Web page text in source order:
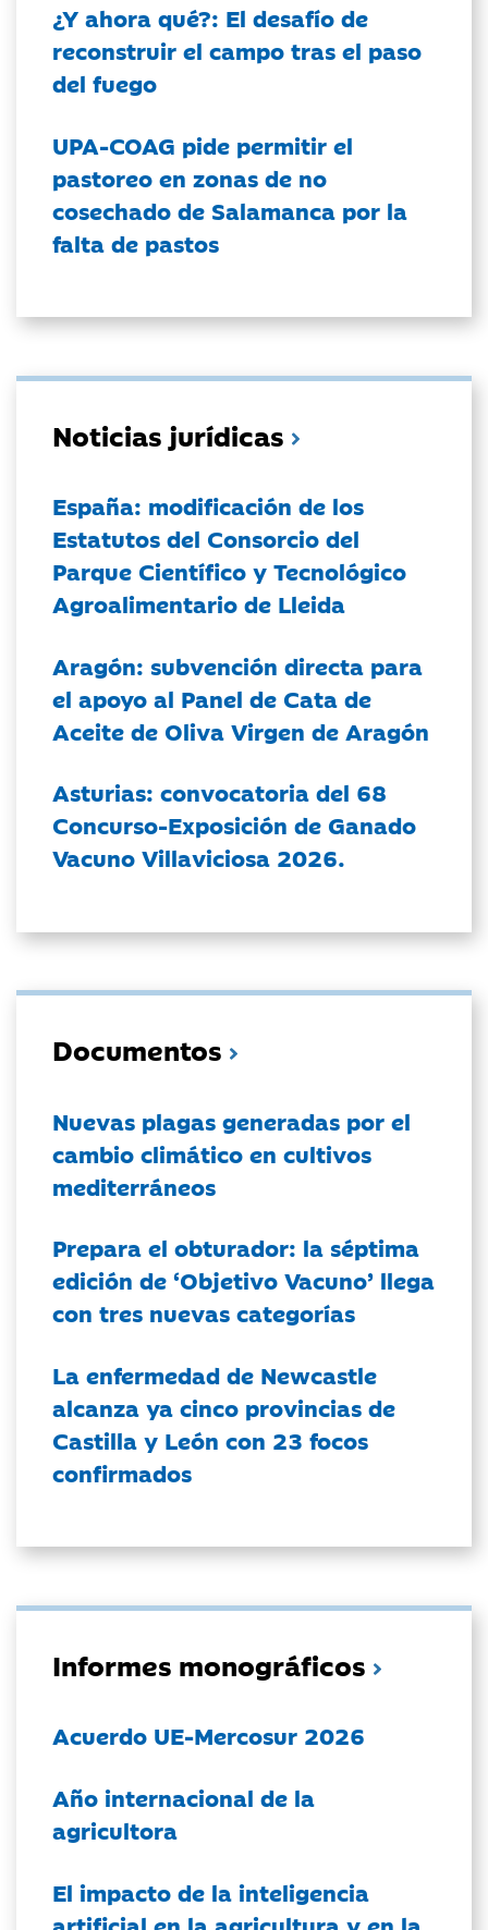
¿Y ahora qué?: El desafío de
reconstruir el campo tras el paso
del fuego
UPA-COAG pide permitir el
pastoreo en zonas de no
cosechado de Salamanca por la
falta de pastos
Noticias jurídicas
España: modificación de los
Estatutos del Consorcio del
Parque Científico y Tecnológico
Agroalimentario de Lleida
Aragón: subvención directa para
el apoyo al Panel de Cata de
Aceite de Oliva Virgen de Aragón
Asturias: convocatoria del 68
Concurso-Exposición de Ganado
Vacuno Villaviciosa 2026.
Documentos
Nuevas plagas generadas por el
cambio climático en cultivos
mediterráneos
Prepara el obturador: la séptima
edición de ‘Objetivo Vacuno’ llega
con tres nuevas categorías
La enfermedad de Newcastle
alcanza ya cinco provincias de
Castilla y León con 23 focos
confirmados
Informes monográficos
Acuerdo UE-Mercosur 2026
Año internacional de la
agricultora
El impacto de la inteligencia